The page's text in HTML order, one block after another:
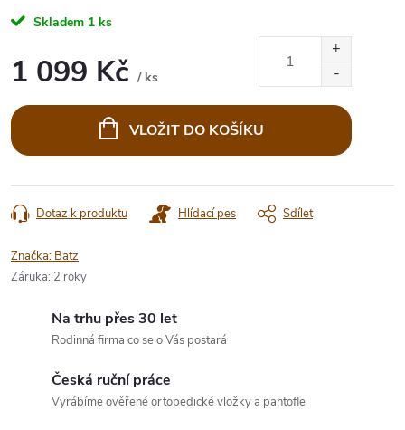
Skladem 1 ks
1 099 Kč / ks
cena:
VLOŽIT DO KOŠÍKU
Dotaz k produktu Hlídací pes Sdílet
Značka: Batz
Záruka: 2 roky
Na trhu přes 30 let
Rodinná firma co se o Vás postará
Česká ruční práce
Vyrábíme ověřené ortopedické vložky a pantofle